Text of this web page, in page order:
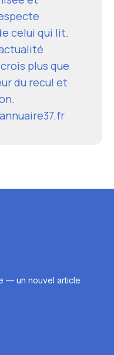
celui qui lit.
plus que
du recul et
— un nouvel article